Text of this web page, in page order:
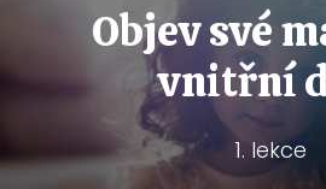
Objev své
vnitřní
1. lekce